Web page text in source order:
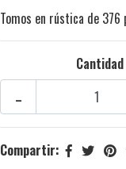
Tomos en rústica de 376
Cantidad
-
Compartir: